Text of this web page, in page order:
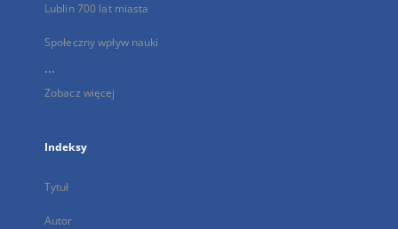
Lublin 700 lat miasta
Społeczny wpływ nauki
...
Zobacz więcej
Indeksy
Tytuł
Autor